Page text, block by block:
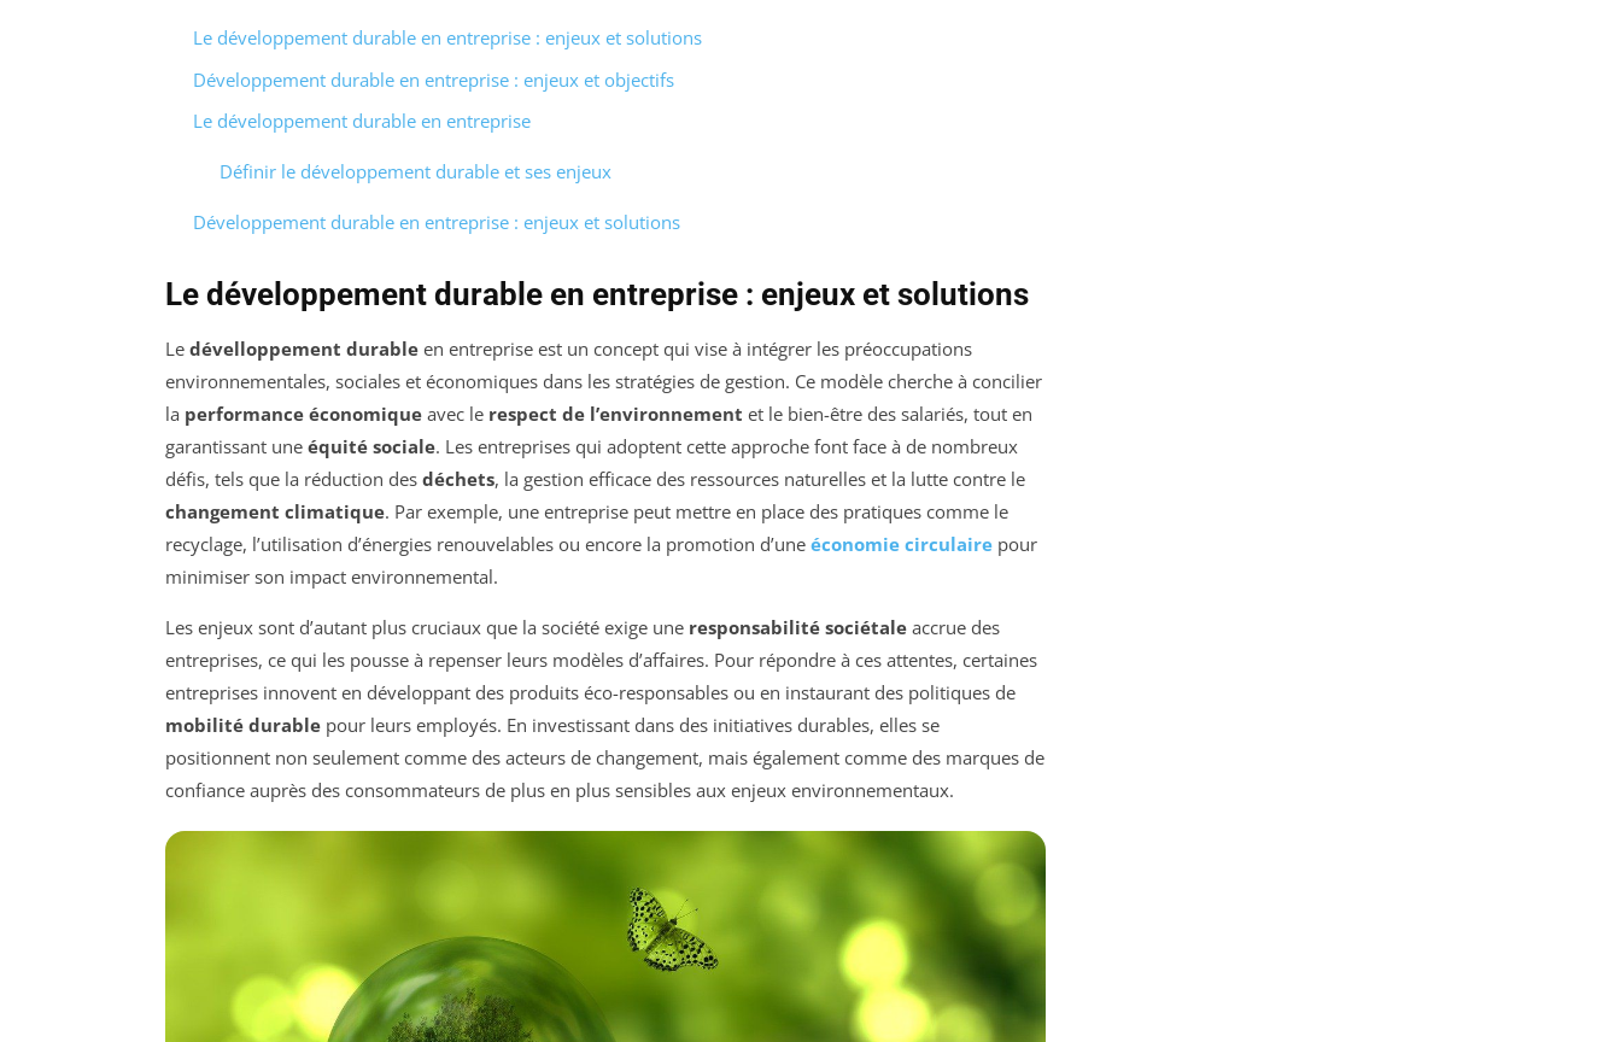
Le développement durable en entreprise : enjeux et solutions
Développement durable en entreprise : enjeux et objectifs
Le développement durable en entreprise
Définir le développement durable et ses enjeux
Développement durable en entreprise : enjeux et solutions
Le développement durable en entreprise : enjeux et solutions
Le dévelloppement durable en entreprise est un concept qui vise à intégrer les préoccupations
environnementales, sociales et économiques dans les stratégies de gestion. Ce modèle cherche à concilier
la performance économique avec le respect de l’environnement et le bien-être des salariés, tout en
garantissant une équité sociale. Les entreprises qui adoptent cette approche font face à de nombreux
défis, tels que la réduction des déchets, la gestion efficace des ressources naturelles et la lutte contre le
changement climatique. Par exemple, une entreprise peut mettre en place des pratiques comme le
recyclage, l’utilisation d’énergies renouvelables ou encore la promotion d’une économie circulaire pour
minimiser son impact environnemental.
Les enjeux sont d’autant plus cruciaux que la société exige une responsabilité sociétale accrue des
entreprises, ce qui les pousse à repenser leurs modèles d’affaires. Pour répondre à ces attentes, certaines
entreprises innovent en développant des produits éco-responsables ou en instaurant des politiques de
mobilité durable pour leurs employés. En investissant dans des initiatives durables, elles se
positionnent non seulement comme des acteurs de changement, mais également comme des marques de
confiance auprès des consommateurs de plus en plus sensibles aux enjeux environnementaux.